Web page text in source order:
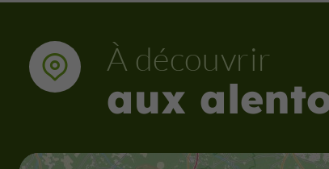
À découvrir
aux